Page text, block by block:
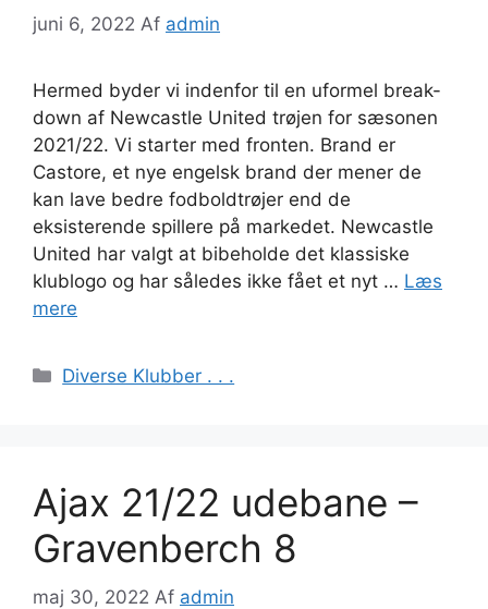
juni 6, 2022 Af admin
Hermed byder vi indenfor til en uformel break-
down af Newcastle United trøjen for sæsonen
2021/22. Vi starter med fronten. Brand er
Castore, et nye engelsk brand der mener de
kan lave bedre fodboldtrøjer end de
eksisterende spillere på markedet. Newcastle
United har valgt at bibeholde det klassiske
klublogo og har således ikke fået et nyt … Læs
mere
Kategorier
Diverse Klubber . . .
Ajax 21/22 udebane –
Gravenberch 8
maj 30, 2022 Af admin